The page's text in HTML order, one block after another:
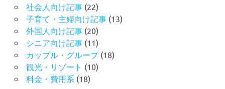
社会人向け記事(22)
子育て・主婦向け記事(13)
外国人向け記事(20)
シニア向け記事(11)
カップル・グループ(18)
観光・リゾート (10)
料金・費用系 (18)